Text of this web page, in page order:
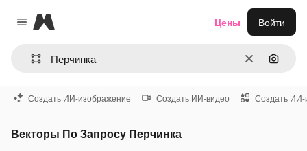
Close menu
Magnific
ОчиститьПоиск
Цены Войти
Создать ИИ-изображение Создать ИИ-видео Создать ИИ-
Векторы По Запросу Перчинка